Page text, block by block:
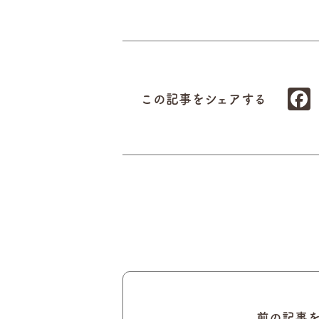
この記事をシェアする